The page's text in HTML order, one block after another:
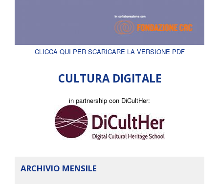
CLICCA QUI PER SCARICARE LA VERSIONE PDF
CULTURA DIGITALE
in partnership con DiCultHer:
ARCHIVIO MENSILE